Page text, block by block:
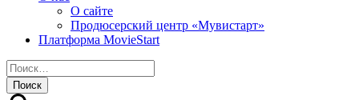
О сайте
Продюсерский центр «Мувистарт»
Платформа MovieStart